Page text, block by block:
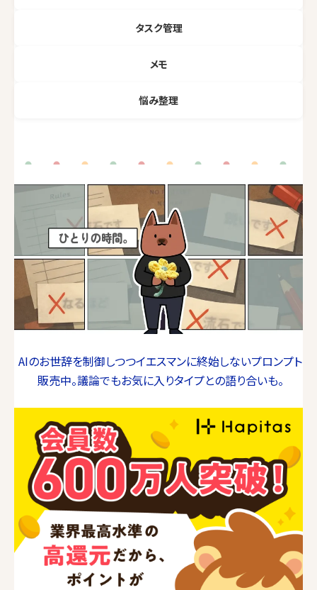
タスク管理
メモ
悩み整理
AIのお世辞を制御しつつイエスマンに終始しないプロンプト
販売中。議論でもお気に入りタイプとの語り合いも。